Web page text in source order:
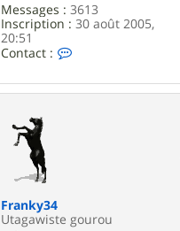
Messages : 3613
Inscription : 30 août 2005,
20:51
Contact :
n
t
s
Franky34
Utagawiste gourou